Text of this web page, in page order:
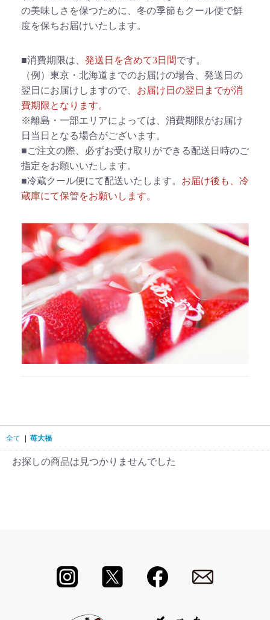
の美味しさを保つために、冬の季節もクール便で鮮
度を保ちお届けいたします。
■消費期限は、 発送日を含めて3日間です。
（例）東京・北海道までのお届けの場合、発送日の
翌日にお届けしますので、 お届け日の翌日までが消
費期限となります。
※離島・一部エリアによっては、消費期限がお届け
日当日となる場合がございます。
■ご注文の際、必ずお受け取りができる配送日時のご
指定をお願いいたします。
■冷蔵クール便にて配送いたします。 お届け後も、冷
蔵庫にて保管をお願いします。
全て | 苺大福
お探しの商品は見つかりませんでした